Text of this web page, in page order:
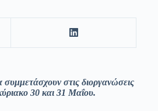
στις διοργανώσεις
30 και 31 Μαΐου.